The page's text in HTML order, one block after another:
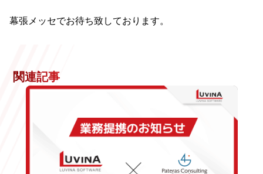
幕張メッセでお待ち致しております。
関連記事